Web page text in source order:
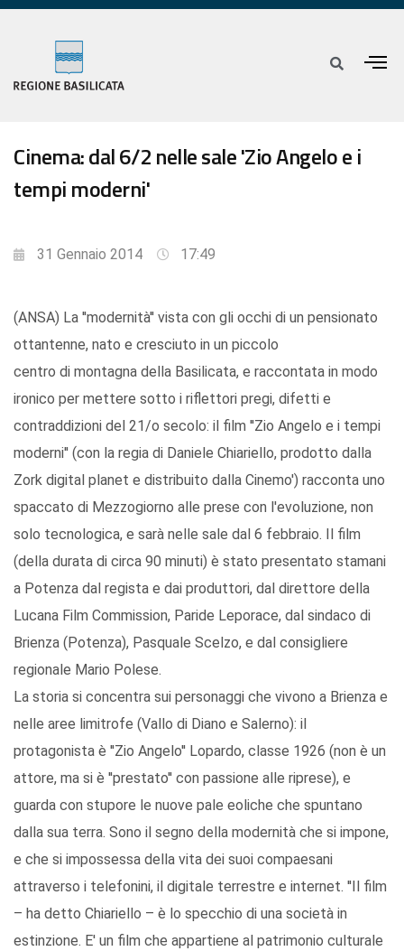
Cinema: dal 6/2 nelle sale 'Zio Angelo e i
tempi moderni'
31 Gennaio 2014 17:49
(ANSA) La ''modernità'' vista con gli occhi di un pensionato
ottantenne, nato e cresciuto in un piccolo
centro di montagna della Basilicata, e raccontata in modo
ironico per mettere sotto i riflettori pregi, difetti e
contraddizioni del 21/o secolo: il film ''Zio Angelo e i tempi
moderni'' (con la regia di Daniele Chiariello, prodotto dalla
Zork digital planet e distribuito dalla Cinemo') racconta uno
spaccato di Mezzogiorno alle prese con l'evoluzione, non
solo tecnologica, e sarà nelle sale dal 6 febbraio. Il film
(della durata di circa 90 minuti) è stato presentato stamani
a Potenza dal regista e dai produttori, dal direttore della
Lucana Film Commission, Paride Leporace, dal sindaco di
Brienza (Potenza), Pasquale Scelzo, e dal consigliere
regionale Mario Polese.
La storia si concentra sui personaggi che vivono a Brienza e
nelle aree limitrofe (Vallo di Diano e Salerno): il
protagonista è ''Zio Angelo'' Lopardo, classe 1926 (non è un
attore, ma si è ''prestato'' con passione alle riprese), e
guarda con stupore le nuove pale eoliche che spuntano
dalla sua terra. Sono il segno della modernità che si impone,
e che si impossessa della vita dei suoi compaesani
attraverso i telefonini, il digitale terrestre e internet. ''Il film
– ha detto Chiariello – è lo specchio di una società in
estinzione. E' un film che appartiene al patrimonio culturale